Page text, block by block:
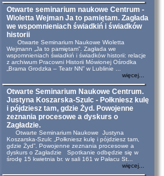
Otwarte seminarium naukowe Centrum -
Wioletta Wejman Ja to pamiętam. Zagłada
we wspomnieniach świadkiń i świadków
historii
Otwarte Seminarium Naukowe Wioletta
Wejmann „Ja to pamiętam”. Zagłada we
wspomnieniach świadkiń i świadków historii: relacje
z archiwum Pracowni Historii Mówionej Ośrodka
„Brama Grodzka – Teatr NN” w Lublinie ...
więcej...
Otwarte Seminarium Naukowe Centrum.
Justyna Koszarska-Szulc - Połkniesz kulę
i pójdziesz tam, gdzie Żyd. Powojenne
zeznania procesowe a dyskurs o
Zagładzie.
Otwarte Seminarium Naukowe Justyna
Koszarska-Szulc „Połkniesz kulę i pójdziesz tam,
gdzie Żyd”. Powojenne zeznania procesowe a
dyskurs o Zagładzie Spotkanie odbędzie się w
środę 15 kwietnia br. w sali 161 w Pałacu St...
więcej...